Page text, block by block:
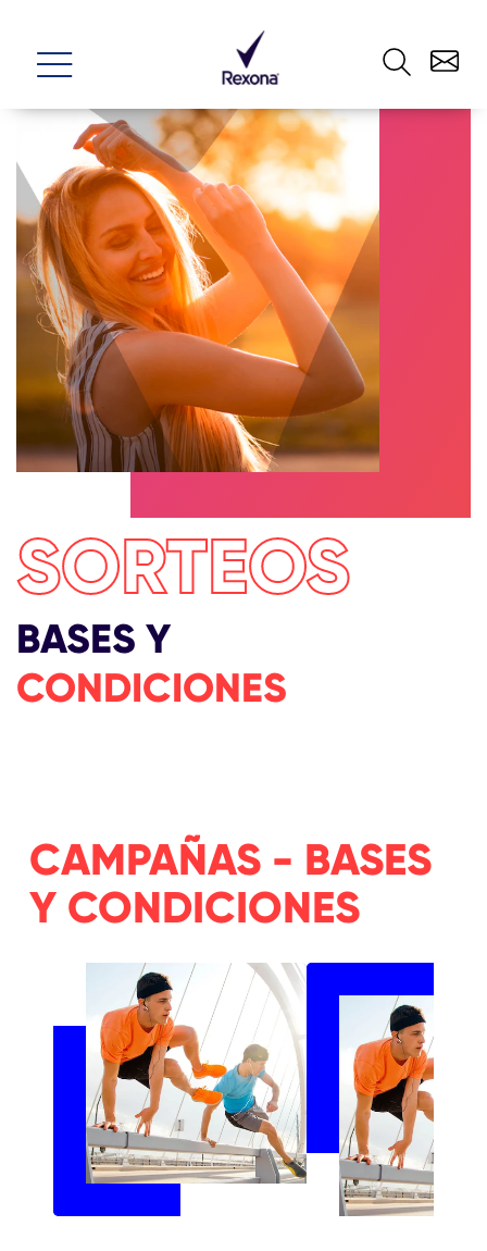
SORTEOS
BASES Y
CONDICIONES
CAMPAÑAS - BASES
Y CONDICIONES